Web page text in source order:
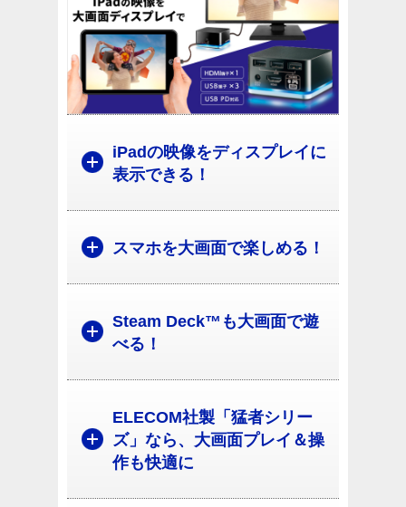
iPadの映像をディスプレイに
表示できる！
スマホを大画面で楽しめる！
Steam Deck™も大画面で遊
べる！
ELECOM社製「猛者シリー
ズ」なら、大画面プレイ＆操
作も快適に